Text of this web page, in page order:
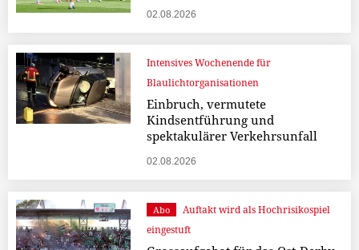
02.08.2026
Intensives Wochenende für
Blaulichtorganisationen
Einbruch, vermutete
Kindsentführung und
spektakulärer Verkehrsunfall
02.08.2026
Abo
Auftakt wird als Hochrisikospiel
eingestuft